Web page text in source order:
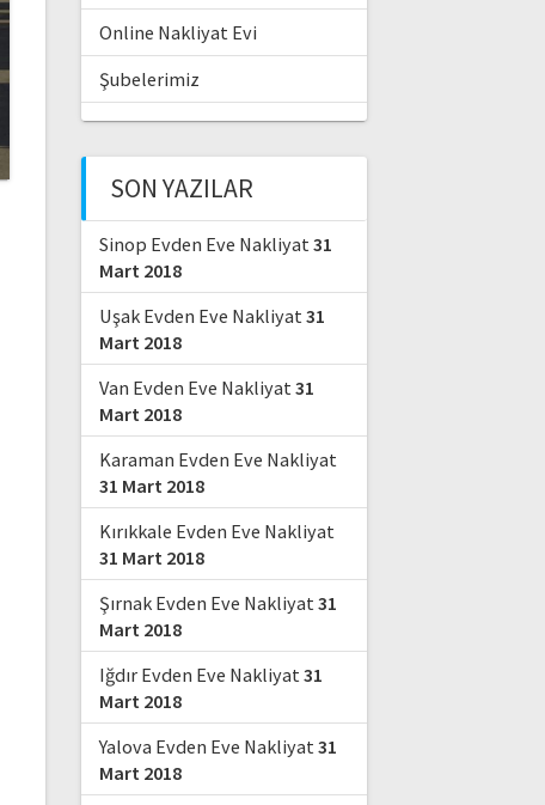
Online Nakliyat Evi
Şubelerimiz
SON YAZILAR
Sinop Evden Eve Nakliyat31
Mart 2018
Uşak Evden Eve Nakliyat31
Mart 2018
Van Evden Eve Nakliyat31
Mart 2018
Karaman Evden Eve Nakliyat
31 Mart 2018
Kırıkkale Evden Eve Nakliyat
31 Mart 2018
Şırnak Evden Eve Nakliyat31
Mart 2018
Iğdır Evden Eve Nakliyat31
Mart 2018
Yalova Evden Eve Nakliyat31
Mart 2018